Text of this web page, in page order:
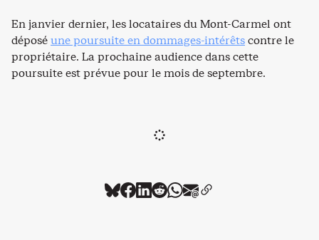
En janvier dernier, les locataires du Mont-Carmel ont
déposéune poursuite en dommages-intérêtscontre le
propriétaire. La prochaine audience dans cette
poursuite est prévue pour le mois de septembre.